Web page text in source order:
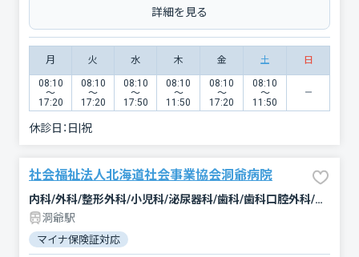
詳細を見る
月 火 水 木 金 土 日
08:10
〜
17:20
08:10
〜
17:20
08:10
〜
17:50
08:10
〜
11:50
08:10
〜
17:20
08:10
〜
11:50
休診日： 日|祝
社会福祉法人北海道社会事業協会洞爺病院
内科/外科/整形外科/小児科/泌尿器科/歯科/歯科口腔外科/リハビリテーション/麻酔科
洞爺駅
マイナ保険証対応